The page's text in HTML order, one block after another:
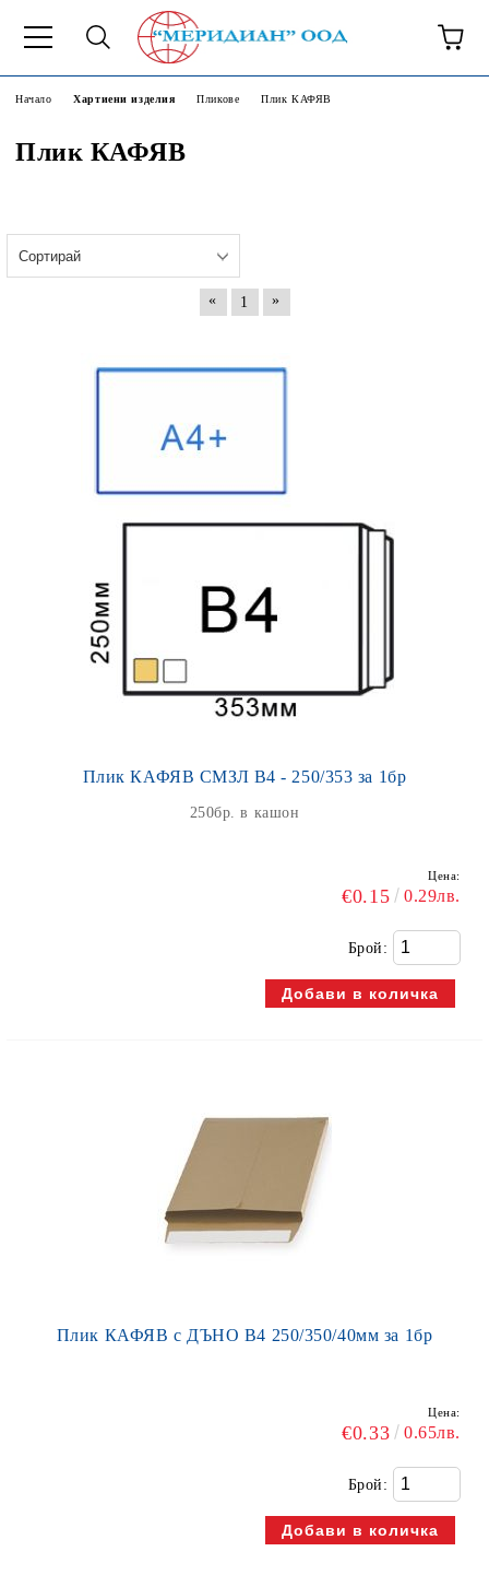
Начало Хартиени изделия Пликове Плик КАФЯВ
Плик КАФЯВ
« 1 »
Плик КАФЯВ СМЗЛ В4 - 250/353 за 1бр
250бр. в кашон
Цена:
€0.15 0.29лв.
Брой:
Плик КАФЯВ с ДЪНО В4 250/350/40мм за 1бр
Цена:
€0.33 0.65лв.
Брой: